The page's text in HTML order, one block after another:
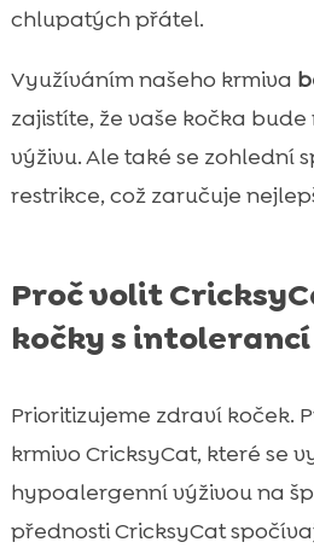
chlupatých přátel.
Využíváním našeho krmiva
zajistíte, že vaše kočka
výživu. Ale také se zohlední
restrikce, což zaručuje
Proč volit
kočky s intolerancí
Prioritizujeme zdraví koček.
krmivo CricksyCat, které se
hypoalergenní výživou na
přednosti CricksyCat